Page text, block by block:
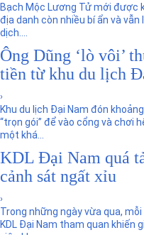
Bạch Mộc Lương Tử mới được
địa danh còn nhiều bí ẩn và
dịch....
Ông Dũng ‘lò vôi’
tiền từ khu du lịch
›
Khu du lịch Đại Nam đón
“trọn gói” để vào cổng và chơi
một khá...
KDL Đại Nam quá
cảnh sát ngất xỉu
›
Trong những ngày vừa qua,
KDL Đại Nam tham quan khiến